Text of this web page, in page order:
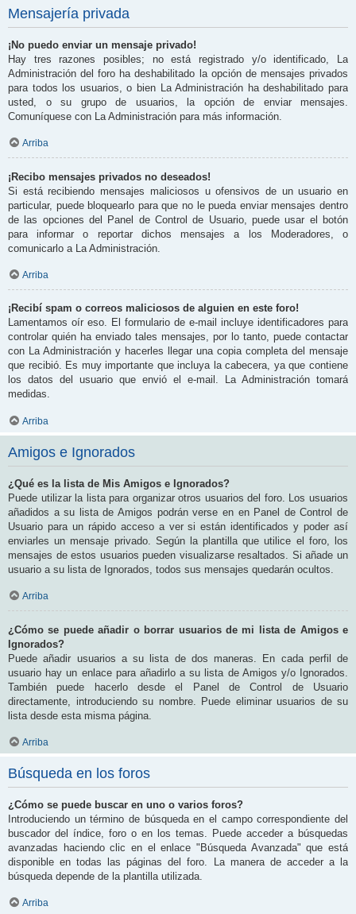
Mensajería privada
¡No puedo enviar un mensaje privado!
Hay tres razones posibles; no está registrado y/o identificado, La
Administración del foro ha deshabilitado la opción de mensajes privados
para todos los usuarios, o bien La Administración ha deshabilitado para
usted, o su grupo de usuarios, la opción de enviar mensajes.
Comuníquese con La Administración para más información.
Arriba
¡Recibo mensajes privados no deseados!
Si está recibiendo mensajes maliciosos u ofensivos de un usuario en
particular, puede bloquearlo para que no le pueda enviar mensajes dentro
de las opciones del Panel de Control de Usuario, puede usar el botón
para informar o reportar dichos mensajes a los Moderadores, o
comunicarlo a La Administración.
Arriba
¡Recibí spam o correos maliciosos de alguien en este foro!
Lamentamos oír eso. El formulario de e-mail incluye identificadores para
controlar quién ha enviado tales mensajes, por lo tanto, puede contactar
con La Administración y hacerles llegar una copia completa del mensaje
que recibió. Es muy importante que incluya la cabecera, ya que contiene
los datos del usuario que envió el e-mail. La Administración tomará
medidas.
Arriba
Amigos e Ignorados
¿Qué es la lista de Mis Amigos e Ignorados?
Puede utilizar la lista para organizar otros usuarios del foro. Los usuarios
añadidos a su lista de Amigos podrán verse en en Panel de Control de
Usuario para un rápido acceso a ver si están identificados y poder así
enviarles un mensaje privado. Según la plantilla que utilice el foro, los
mensajes de estos usuarios pueden visualizarse resaltados. Si añade un
usuario a su lista de Ignorados, todos sus mensajes quedarán ocultos.
Arriba
¿Cómo se puede añadir o borrar usuarios de mi lista de Amigos e
Ignorados?
Puede añadir usuarios a su lista de dos maneras. En cada perfil de
usuario hay un enlace para añadirlo a su lista de Amigos y/o Ignorados.
También puede hacerlo desde el Panel de Control de Usuario
directamente, introduciendo su nombre. Puede eliminar usuarios de su
lista desde esta misma página.
Arriba
Búsqueda en los foros
¿Cómo se puede buscar en uno o varios foros?
Introduciendo un término de búsqueda en el campo correspondiente del
buscador del índice, foro o en los temas. Puede acceder a búsquedas
avanzadas haciendo clic en el enlace "Búsqueda Avanzada" que está
disponible en todas las páginas del foro. La manera de acceder a la
búsqueda depende de la plantilla utilizada.
Arriba